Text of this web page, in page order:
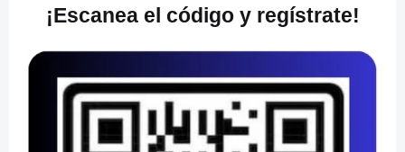
¡Escanea el código y regístrate!